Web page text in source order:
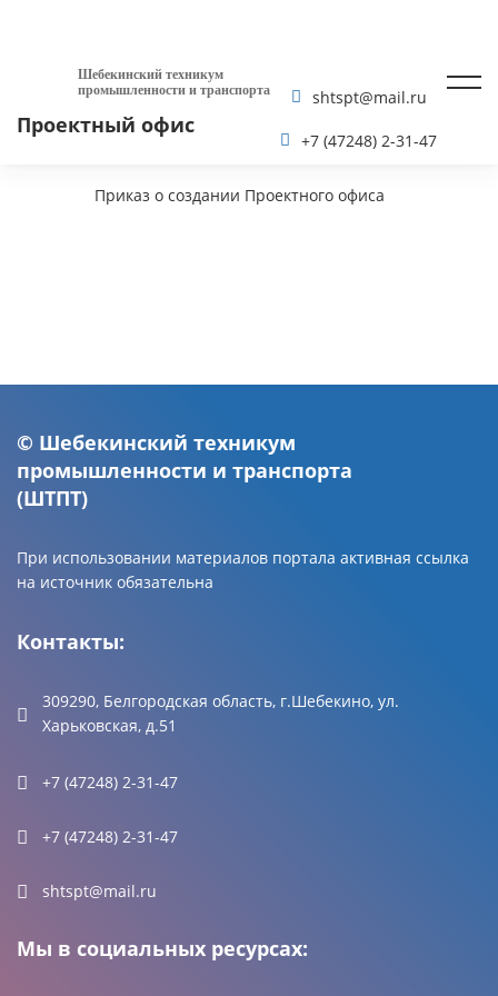
Шебекинский техникум
промышленности и транспорта
shtspt@mail.ru
+7 (47248) 2-31-47
Проектный офис
Приказ о создании Проектного офиса
© Шебекинский техникум
промышленности и транспорта
(ШТПТ)
При использовании материалов портала активная ссылка
на источник обязательна
Контакты:
309290, Белгородская область, г.Шебекино, ул.
Харьковская, д.51
+7 (47248) 2-31-47
+7 (47248) 2-31-47
shtspt@mail.ru
Мы в социальных ресурсах: